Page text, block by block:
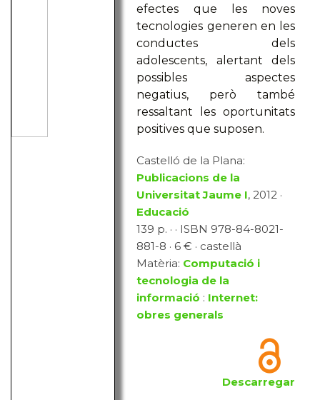
efectes que les noves
tecnologies generen en les
conductes dels
adolescents, alertant dels
possibles aspectes
negatius, però també
ressaltant les oportunitats
positives que suposen.
Castelló de la Plana:
Publicacions de la
Universitat Jaume I, 2012 ·
Educació
139 p. · · ISBN 978-84-8021-
881-8 · 6 € · castellà
Matèria: Computació i
tecnologia de la
informació : Internet:
obres generals
Descarregar